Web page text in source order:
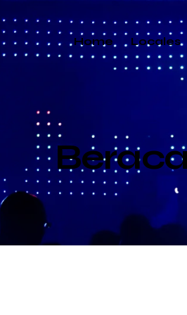
Home Locales